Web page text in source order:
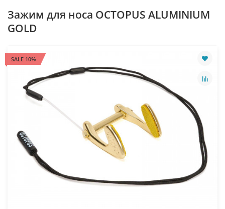
Зажим для носа OCTOPUS ALUMINIUM
GOLD
SALE 10%